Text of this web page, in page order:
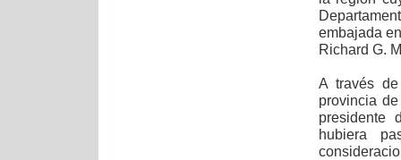
embajada
Richard G.
A través
provincia
presidente
hubiera